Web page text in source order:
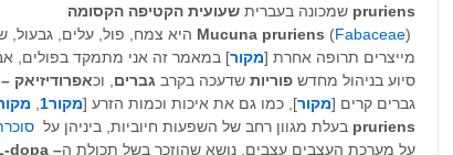
pruriens שמכונה בעברית שעועית הקטיפה הקסומה
Mucuna pruriens (Fabaceae
) היא צמח, פול, עלים,
מייצרים תרופה אחרת [מקור] במאמר זה אני מתמקד בפולים,
סיוע בניהול מחדש פוריות שדעכה בקרב גברים , וכאפרודיזיאק –
גברים קרים [מקור], כמו גם את איכות וכמות הזרע [מקור1
pruriens בעלת מגוון רחב של השפעות חיוביות, ביניהן על
על מערכת העצבים עצבים, נושא שהוזכר בשל תכולת ה– L-dopa